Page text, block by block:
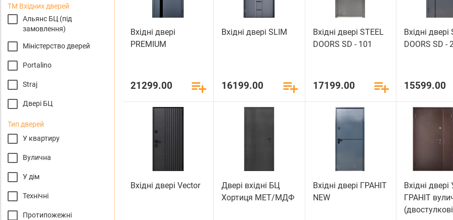
ТМ Вхідних дверей
Альянс БЦ (під
замовлення)
Міністерство дверей
Portalino
Straj
Двері БЦ
Тип дверей
У квартиру
Вулична
У дім
Технічні
Протипожежні
Вхідні двері
PREMIUM
21299.00
Вхідні двері SLIM
16199.00
Вхідні двері STEEL
DOORS SD - 101
17199.00
Вхідні двері
DOORS SD -
15599.00
Вхідні двері Vector
Двері вхідні БЦ
Хортиця МЕТ/МДФ
Вхідні двері ГРАНІТ
NEW
Вхідні
ГРАНІТ